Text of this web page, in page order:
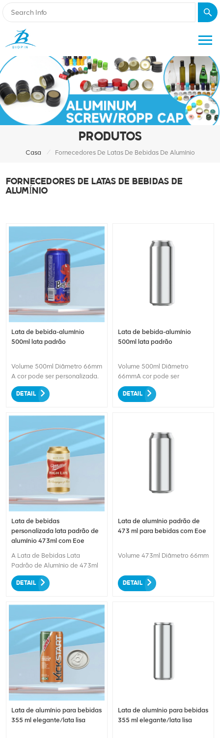
PRODUTOS
Casa / Fornecedores De Latas De Bebidas De Alumínio
FORNECEDORES DE LATAS DE BEBIDAS DE
ALUMÍNIO
Lata de bebida-alumínio
500ml lata padrão
Volume 500ml Diâmetro 66mm
A cor pode ser personalizada.
DETAIL
Lata de bebida-alumínio
500ml lata padrão
Volume 500ml Diâmetro
66mmA cor pode ser
personalizada.
DETAIL
Lata de bebidas
personalizada lata padrão de
alumínio 473ml com Eoe
A Lata de Bebidas Lata
Padrão de Alumínio de 473ml
com EOE (Easy-Open End),
uma escolha inovadora e
de bebidas. Fabricada em
alumínio reciclável, garante
sustentabilidade e reduz o
impacto ambiental. Seu
tamanho padrão oferece
comodidade e ampla
capacidade para suas
bebidas preferidas. O recurso
EOE adiciona facilidade e
conveniência à abertura da
crescente demanda por
opções mais ecológicas, esta
DETAIL
Lata de alumínio padrão de
473 ml para bebidas com Eoe
Volume 473ml Diâmetro 66mm
DETAIL
Lata de alumínio para bebidas
355 ml elegante/lata lisa
Lata de alumínio para bebidas
355 ml elegante/lata lisa